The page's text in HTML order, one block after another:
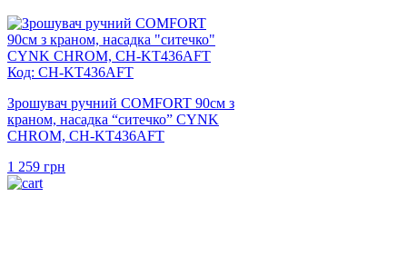
Код: CH-KT436AFT
Зрошувач ручний COMFORT 90см з
краном, насадка “ситечко” CYNK
CHROM, CH-KT436AFT
1 259 грн